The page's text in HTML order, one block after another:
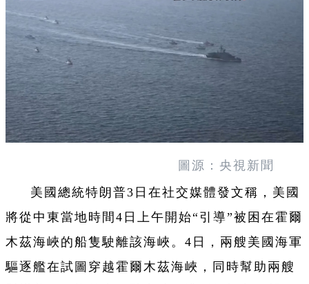
圖源：央視新聞
美國總統特朗普3日在社交媒體發文稱，美國
將從中東當地時間4日上午開始“引導”被困在霍爾
木茲海峽的船隻駛離該海峽。4日，兩艘美國海軍
驅逐艦在試圖穿越霍爾木茲海峽，同時幫助兩艘